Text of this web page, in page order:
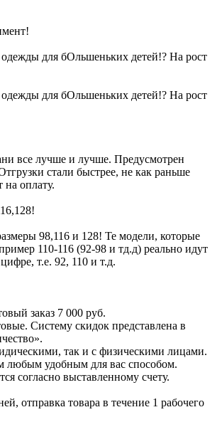
для бОльшеньких детей!? На рост
для бОльшеньких детей!? На рост
все лучше и лучше. Предусмотрен
стали быстрее, не как раньше
на оплату.
98,116 и 128! Те модели, которые
110-116 (92-98 и тд.д) реально идут
т.е. 92, 110 и т.д.
заказ 7 000 руб.
Систему скидок представлена в
так и с физическими лицами.
любым удобным для вас способом.
согласно выставленному счету.
отправка товара в течение 1 рабочего